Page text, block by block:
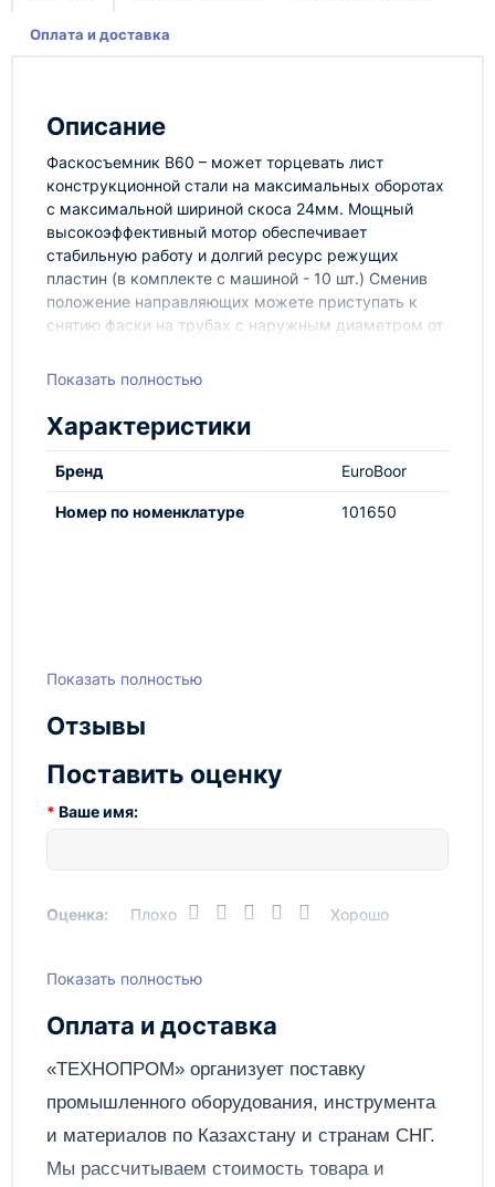
Оплата и доставка
Описание
Фаскосъемник B60 – может торцевать лист
конструкционной стали на максимальных оборотах
с максимальной шириной скоса 24мм. Мощный
высокоэффективный мотор обеспечивает
стабильную работу и долгий ресурс режущих
пластин (в комплекте с машиной - 10 шт.) Сменив
положение направляющих можете приступать к
снятию фаски на трубах с наружным диаметром от
220 Вт фаска 24 мм (под 45 ) угол от 0 до 60
диаметром до 300 мм защита от перегрузки
виброизолирующие рукоятки широкий диапазон
регулировки глубины/ширины фаски. вес 24 кг
Показать полностью
Характеристики
Бренд EuroBoor
Номер по номенклатуре 101650
Показать полностью
Отзывы
Поставить оценку
Ваше имя:
Оценка: Плохо Хорошо
Написать отзыв
Показать полностью
Оплата и доставка
«ТЕХНОПРОМ» организует поставку
промышленного оборудования, инструмента
и материалов по Казахстану и странам СНГ.
Мы рассчитываем стоимость товара и